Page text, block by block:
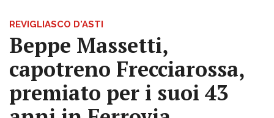
REVIGLIASCO D'ASTI
Beppe Massetti,
capotreno Frecciarossa,
premiato per i suoi 43